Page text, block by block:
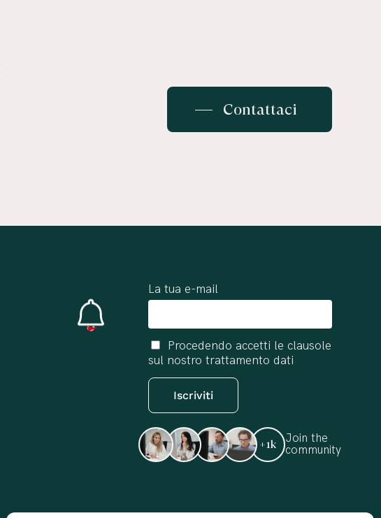
Contattaci
La tua e-mail
Procedendo accetti le clausole
sul nostro trattamento dati
+1k
Join the
community